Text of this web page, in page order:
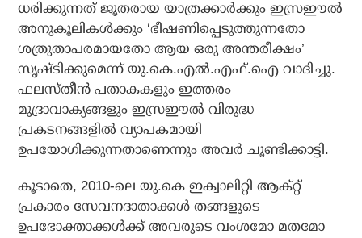
ധരിക്കുന്നത് ജൂതരായ യാത്രക്കാര്‍ക്കും ഇസ്രഈല്‍
അനുകൂലികള്‍ക്കും ‘ഭീഷണിപ്പെടുത്തുന്നതോ
ശത്രുതാപരമായതോ ആയ ഒരു അന്തരീക്ഷം’
സൃഷ്ടിക്കുമെന്ന് യു.കെ.എല്‍.എഫ്.ഐ വാദിച്ചു.
ഫലസ്തീന്‍ പതാകകളും ഇത്തരം
മുദ്രാവാക്യങ്ങളും ഇസ്രഈല്‍ വിരുദ്ധ
പ്രകടനങ്ങളില്‍ വ്യാപകമായി
ഉപയോഗിക്കുന്നതാണെന്നും അവര്‍ ചൂണ്ടിക്കാട്ടി.
കൂടാതെ, 2010-ലെ യു.കെ ഇക്വാലിറ്റി ആക്റ്റ്
പ്രകാരം സേവനദാതാക്കള്‍ തങ്ങളുടെ
ഉപഭോക്താക്കള്‍ക്ക് അവരുടെ വംശമോ മതമോ